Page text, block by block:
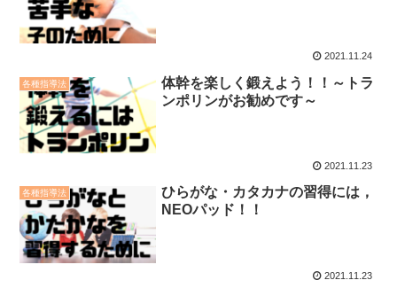
2021.11.24
各種指導法
体幹を楽しく鍛えよう！！～トラ
ンポリンがお勧めです～
2021.11.23
各種指導法
ひらがな・カタカナの習得には，
NEOパッド！！
2021.11.23